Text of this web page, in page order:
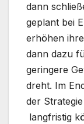
dann
geplant bei
erhöhen
dann dazu
geringere
dreht. Im
der
langfristig